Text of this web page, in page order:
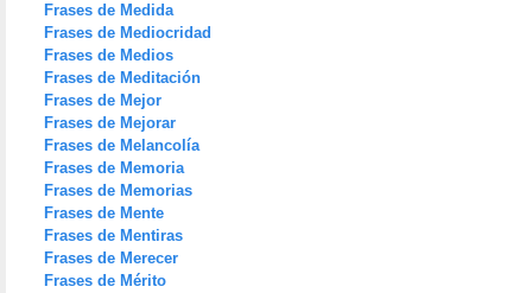
Frases de Medida
Frases de Mediocridad
Frases de Medios
Frases de Meditación
Frases de Mejor
Frases de Mejorar
Frases de Melancolía
Frases de Memoria
Frases de Memorias
Frases de Mente
Frases de Mentiras
Frases de Merecer
Frases de Mérito